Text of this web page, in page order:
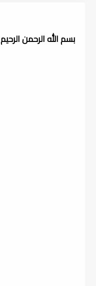
بسم الله الرحمن الرحيم